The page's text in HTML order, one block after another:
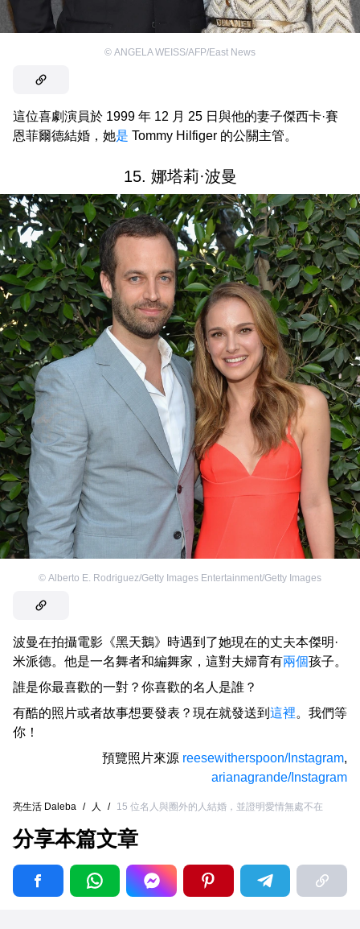
© ANGELA WEISS/AFP/East News
這位喜劇演員於 1999 年 12 月 25 日與他的妻子傑西卡·賽
恩菲爾德結婚，她是 Tommy Hilfiger 的公關主管。
15. 娜塔莉·波曼
© Alberto E. Rodriguez/Getty Images Entertainment/Getty Images
波曼在拍攝電影《黑天鵝》時遇到了她現在的丈夫本傑明·
米派德。他是一名舞者和編舞家，這對夫婦育有兩個孩子。
誰是你最喜歡的一對？你喜歡的名人是誰？
有酷的照片或者故事想要發表？現在就發送到 這裡。我們等
你！
預覽照片來源 reesewitherspoon/Instagram,
arianagrande/Instagram
亮生活 Daleba / 人 / 15 位名人與圈外的人結婚，並證明愛情無處不在
分享本篇文章